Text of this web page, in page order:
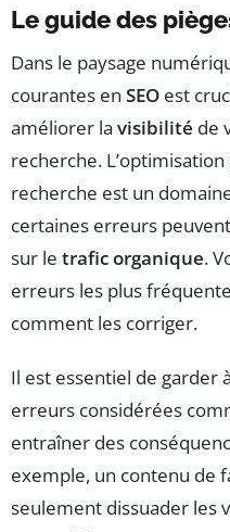
Le guide des
Dans le paysage
courantes en SEO est
améliorer la visibilité de
recherche.
recherche est un
certaines erreurs
sur le trafic organique.
erreurs les plus
comment les corriger.
Il est essentiel de garder
erreurs considérées
entraîner des
exemple, un contenu de
seulement dissuader les